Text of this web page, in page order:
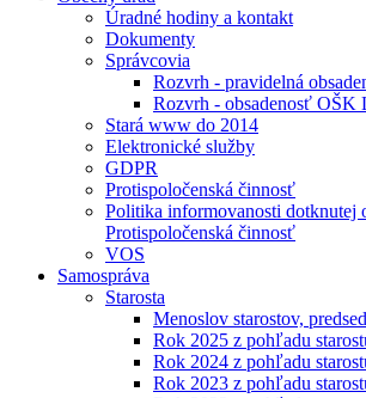
Úradné hodiny a kontakt
Dokumenty
Správcovia
Rozvrh - pravidelná
Rozvrh - obsadenosť OŠK
Stará www do 2014
Elektronické služby
GDPR
Protispoločenská činnosť
Politika informovanosti dotknutej
Protispoločenská činnosť
VOS
Samospráva
Starosta
Menoslov starostov,
Rok 2025 z pohľadu
Rok 2024 z pohľadu
Rok 2023 z pohľadu